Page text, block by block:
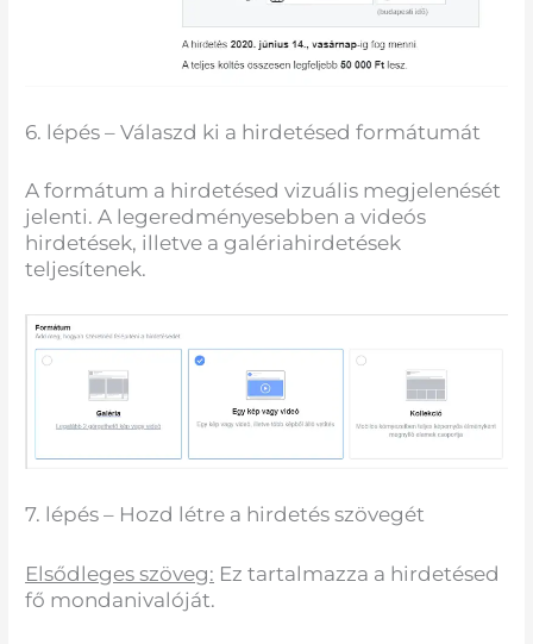
6. lépés – Válaszd ki a hirdetésed formátumát
A formátum a hirdetésed vizuális megjelenését
jelenti. A legeredményesebben a videós
hirdetések, illetve a galériahirdetések
teljesítenek.
7. lépés – Hozd létre a hirdetés szövegét
Elsődleges szöveg: Ez tartalmazza a hirdetésed
fő mondanivalóját.